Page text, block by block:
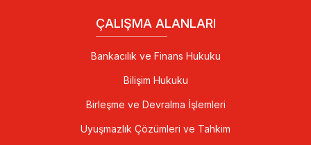
ÇALIŞMA ALANLARI
Bankacılık ve Finans Hukuku
Bilişim Hukuku
Birleşme ve Devralma İşlemleri
Uyuşmazlık Çözümleri ve Tahkim